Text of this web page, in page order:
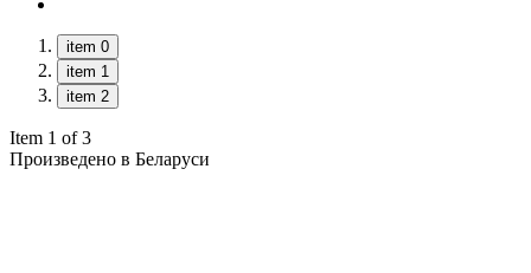
item 0
item 1
item 2
Item 1 of 3
Произведено в Беларуси